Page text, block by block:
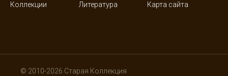
Коллекции
Литература Карта сайта
© 2010-2026 Старая Коллекция